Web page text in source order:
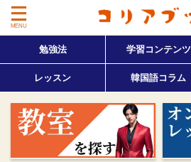
勉強法 学習コンテンツ
レッスン 韓国語コラム